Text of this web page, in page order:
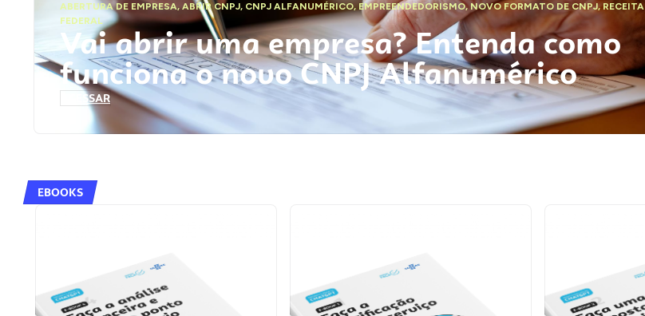
ABERTURA DE EMPRESA,ABRIR CNPJ, CNPJ ALFANUMÉRICO, EMPREENDEDORISMO,NOVO FORMATO DE CNPJ,RECEITA
FEDERAL
Vai abrir uma empresa? Entenda como
funciona o novo CNPJ Alfanumérico
ACESSAR
EBOOKS